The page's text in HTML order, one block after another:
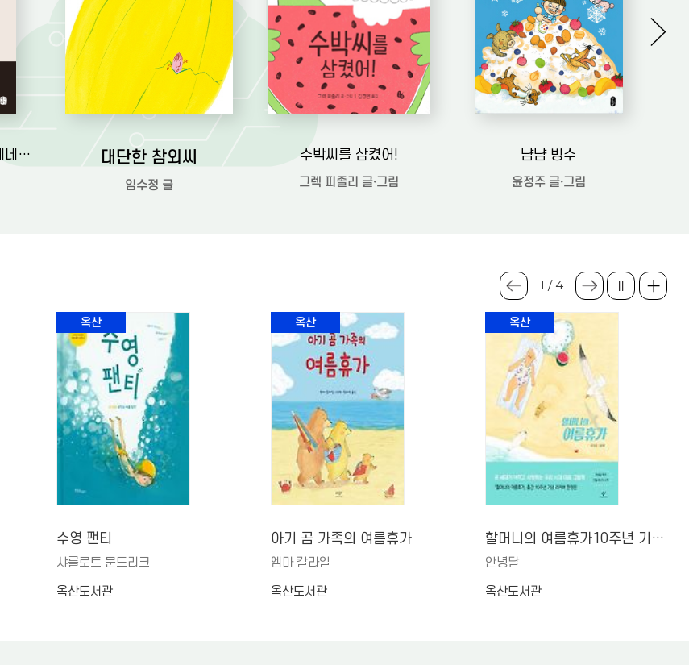
유럽 도시 기행. 1 : 아테네, 로마, 이스탄불, 파리 편
대단한 참외씨
임수정 글
수박씨를 삼켰어!
그렉 피졸리 글·그림
냠냠 빙수
윤정주 글·그림
1 / 4
옥산
수영 팬티
샤를로트 문드리크
옥산도서관
옥산
아기 곰 가족의 여름휴가
엠마 칼라일
옥산도서관
옥산
할머니의 여름휴가10주년 기념 리커버 한정판
안녕달
옥산도서관